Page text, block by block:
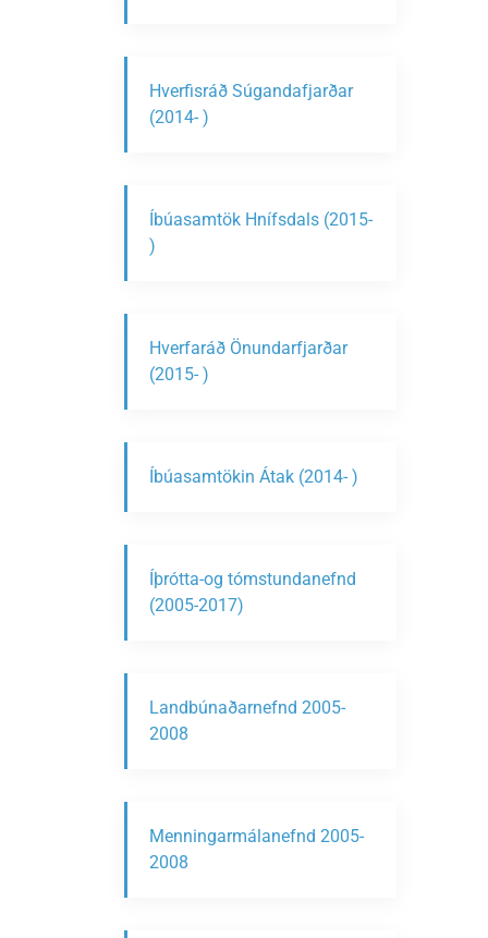
Hverfisráð Súgandafjarðar
(2014- )
Íbúasamtök Hnífsdals (2015-
)
Hverfaráð Önundarfjarðar
(2015- )
Íbúasamtökin Átak (2014- )
Íþrótta-og tómstundanefnd
(2005-2017)
Landbúnaðarnefnd 2005-
2008
Menningarmálanefnd 2005-
2008